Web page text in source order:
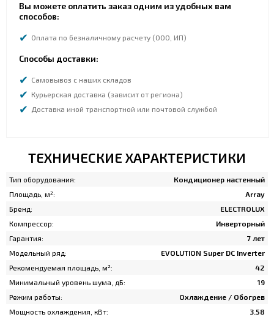
Вы можете оплатить заказ одним из удобных вам
способов:
Оплата по безналичному расчету (ООО, ИП)
Способы доставки:
Самовывоз с наших складов
Курьерская доставка (зависит от региона)
Доставка иной транспортной или почтовой службой
ТЕХНИЧЕСКИЕ ХАРАКТЕРИСТИКИ
Тип оборудования:
Кондиционер настенный
Площадь, м²:
Array
Бренд:
ELECTROLUX
Компрессор:
Инверторный
Гарантия:
7 лет
Модельный ряд:
EVOLUTION Super DC Inverter
Рекомендуемая площадь, м²:
42
Минимальный уровень шума, дБ:
19
Режим работы:
Охлаждение / Обогрев
Мощность охлаждения, кВт:
3.58